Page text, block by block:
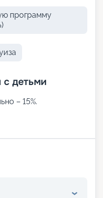
программу
детьми
– 15%.